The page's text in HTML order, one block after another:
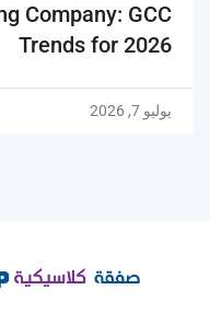
Company: GCC
Trends for 2026
يوليو 7, 2026